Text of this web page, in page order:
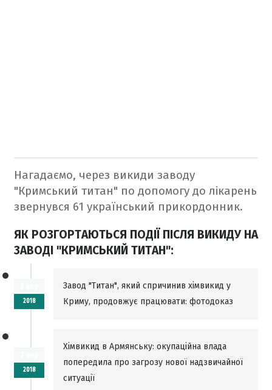
Нагадаємо, через викиди заводу
"Кримський титан" по допомогу до лікарень
звернувся 61 український прикордонник.
ЯК РОЗГОРТАЮТЬСЯ ПОДІЇ ПІСЛЯ ВИКИДУ НА
ЗАВОДІ "КРИМСЬКИЙ ТИТАН":
2018
Завод "Титан", який спричинив хімвикид у
Криму, продовжує працювати: фотодоказ
2018
Хімвикид в Армянську: окупаційна влада
попередила про загрозу нової надзвичайної
ситуації